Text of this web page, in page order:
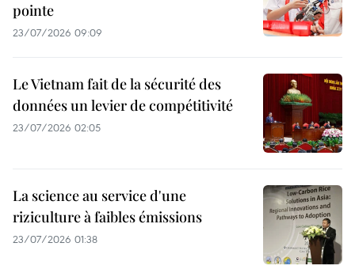
pointe
23/07/2026 09:09
Le Vietnam fait de la sécurité des
données un levier de compétitivité
23/07/2026 02:05
La science au service d'une
riziculture à faibles émissions
23/07/2026 01:38